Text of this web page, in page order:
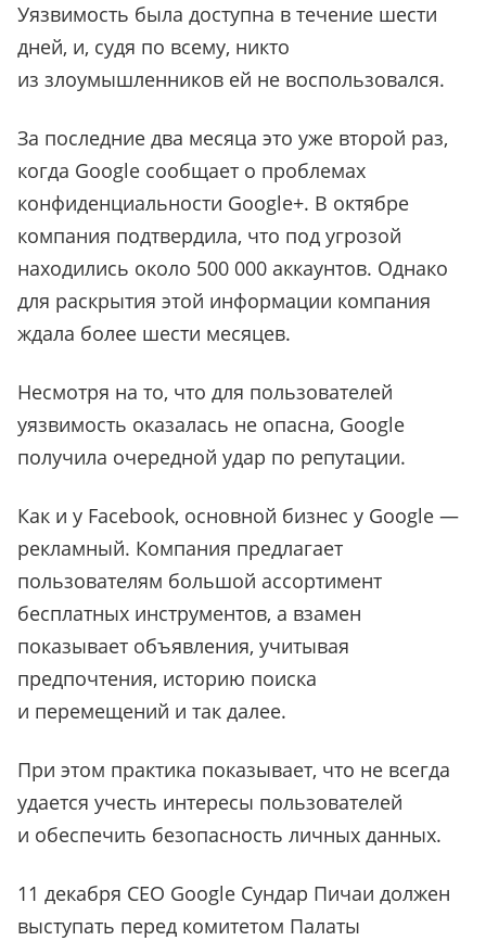
Уязвимость была доступна в течение шести
дней, и, судя по всему, никто
из злоумышленников ей не воспользовался.
За последние два месяца это уже второй раз,
когда Google сообщает о проблемах
конфиденциальности Google+. В октябре
компания подтвердила, что под угрозой
находились около 500 000 аккаунтов. Однако
для раскрытия этой информации компания
ждала более шести месяцев.
Несмотря на то, что для пользователей
уязвимость оказалась не опасна, Google
получила очередной удар по репутации.
Как и у Facebook, основной бизнес у Google —
рекламный. Компания предлагает
пользователям большой ассортимент
бесплатных инструментов, а взамен
показывает объявления, учитывая
предпочтения, историю поиска
и перемещений и так далее.
При этом практика показывает, что не всегда
удается учесть интересы пользователей
и обеспечить безопасность личных данных.
11 декабря CEO Google Сундар Пичаи должен
выступать перед комитетом Палаты